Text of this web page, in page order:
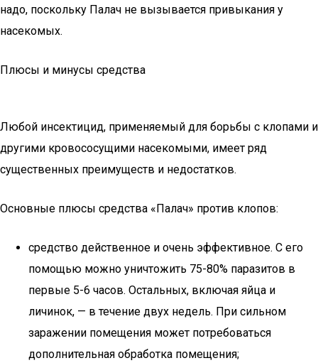
надо, поскольку Палач не вызывается привыкания у
насекомых.
Плюсы и минусы средства
Любой инсектицид, применяемый для борьбы с клопами и
другими кровососущими насекомыми, имеет ряд
существенных преимуществ и недостатков.
Основные плюсы средства «Палач» против клопов:
средство действенное и очень эффективное. С его
помощью можно уничтожить 75-80% паразитов в
первые 5-6 часов. Остальных, включая яйца и
личинок, — в течение двух недель. При сильном
заражении помещения может потребоваться
дополнительная обработка помещения;